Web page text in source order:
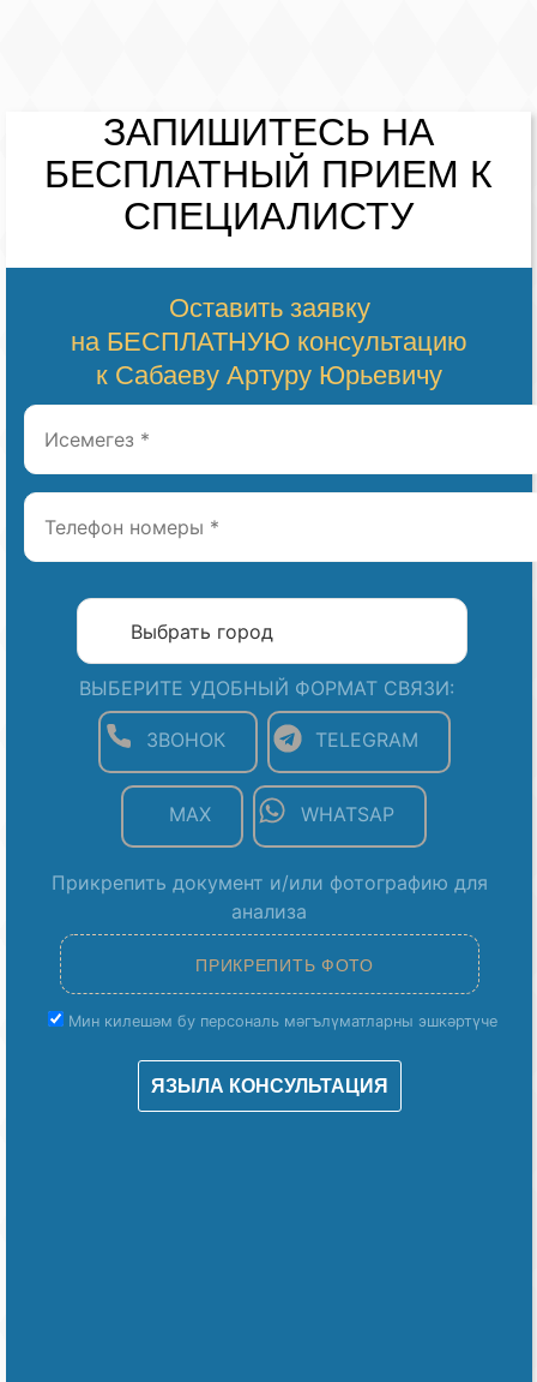
ЗАПИШИТЕСЬ НА
БЕСПЛАТНЫЙ ПРИЕМ К
СПЕЦИАЛИСТУ
Оставить заявку
на БЕСПЛАТНУЮ консультацию
к Сабаеву Артуру Юрьевичу
ВЫБЕРИТЕ УДОБНЫЙ ФОРМАТ СВЯЗИ:
ЗВОНОК TELEGRAM
MAX WHATSAP
Прикрепить документ и/или фотографию для
анализа
Мин килешәм бу персональ мәгълүматларны эшкәртүче